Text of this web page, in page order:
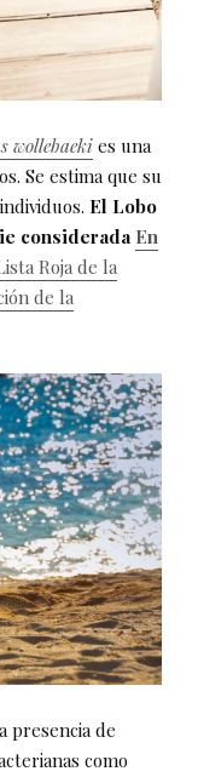
wollebaeki es una
Se estima que su
El Lobo
considerada En
Roja de la
de la
presencia de
como